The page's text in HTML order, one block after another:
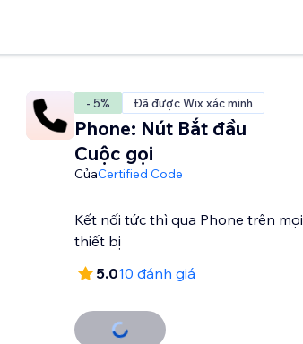
- 5% Đã được Wix xác minh
Phone: Nút Bắt đầu
Cuộc gọi
CủaCertified Code
Kết nối tức thì qua Phone trên mọi
thiết bị
5.010 đánh giá